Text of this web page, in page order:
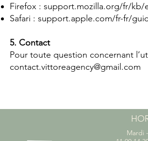
Firefox : support.mozilla.org/fr/kb/
Safari : support.apple.com/fr-fr/
5. Contact
Pour toute question concernant
contact.vittoreagency@gmail.com
Mardi